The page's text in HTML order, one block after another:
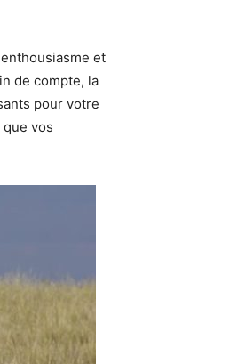
et
de compte, la
pour votre
vos